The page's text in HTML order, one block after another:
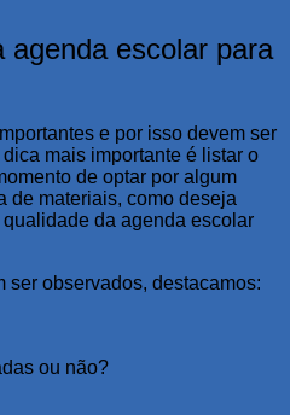
agenda escolar para
e por isso devem ser
mais importante é listar o
de optar por algum
de materiais, como deseja
da agenda escolar
ser observados, destacamos:
ou não?